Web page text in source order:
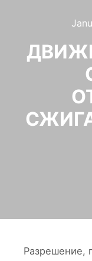
Разрешение,